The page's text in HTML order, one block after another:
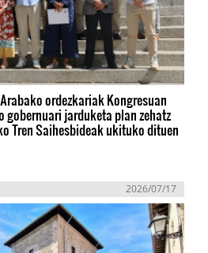
ordezkariak Kongresuan
gobernuari jarduketa plan zehatz
Tren Saihesbideak ukituko dituen
2026/07/17